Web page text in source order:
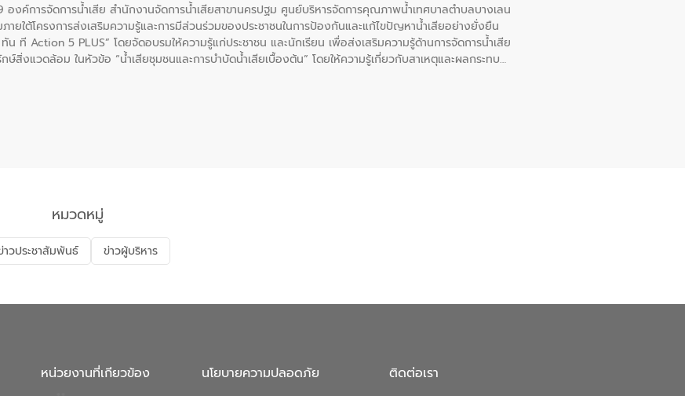
ค์การจัดการน้ำเสีย สำนักงานจัดการน้ำเสียสาขานครปฐม ศูนย์บริหารจัดการคุณภาพน้ำเทศบาลตำบลบางเลน
ยใต้โครงการส่งเสริมความรู้และการมีส่วนร่วมของประชาชนในการป้องกันและแก้ไขปัญหาน้ำเสียอย่างยั่งยืน
น ที Action 5 PLUS” โดยจัดอบรมให้ความรู้แก่ประชาชน และนักเรียน เพื่อส่งเสริมความรู้ด้านการจัดการน้ำเสีย
ษ์สิ่งแวดล้อม ในหัวข้อ “น้ำเสียชุมชนและการบำบัดน้ำเสียเบื้องต้น” โดยให้ความรู้เกี่ยวกับสาเหตุและผลกระทบ
รเกิดน้ำเสียจากแหล่งกำเนิด การบำบัดน้ำเสียเบื้องต้นในครัวเรือน ณ เทศบาลตำบลบางเลน จังหวัดนครปฐม
หมวดหมู่
าวประชาสัมพันธ์ ข่าวผู้บริหาร
หน่วยงานที่เกียวข้อง นโยบายความปลอดภัย ติดต่อเรา